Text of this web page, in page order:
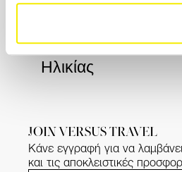
Πλατεία Συντάγματος (7ος
Ταξιδιωτική
Ηλικίας
JOIN VERSUS TRAVEL
Κάνε εγγραφή για να
και τις αποκλειστικές